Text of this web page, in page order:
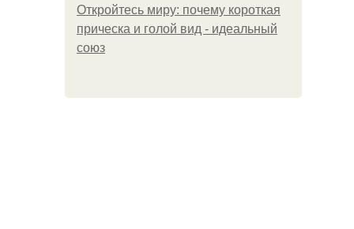
Откройтесь миру: почему короткая
прическа и голой вид - идеальный
союз